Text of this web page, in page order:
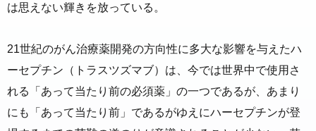
は思えない輝きを放っている。
21世紀のがん治療薬開発の方向性に多大な影響を与えたハ
ーセプチン（トラスツズマブ）は、今では世界中で使用さ
れる「あって当たり前の必須薬」の一つであるが、あまり
にも「あって当たり前」であるがゆえにハーセプチンが登